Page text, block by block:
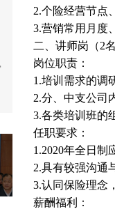
2.个险经营节点
3.营销常用月度
二、讲师岗（2
岗位职责：
1.培训需求的调
2.分、中支公司
3.各类培训班的
任职要求：
1.2020年全日制
2.具有较强沟通
3.认同保险理念
薪酬福利：